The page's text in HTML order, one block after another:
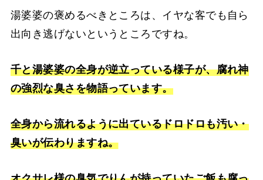
湯婆婆の褒めるべきところは、イヤな客でも自ら
出向き逃げないというところですね。
千と湯婆婆の全身が逆立っている様子が、腐れ神
の強烈な臭さを物語っています。
全身から流れるように出ているドロドロも汚い・
臭いが伝わりますね。